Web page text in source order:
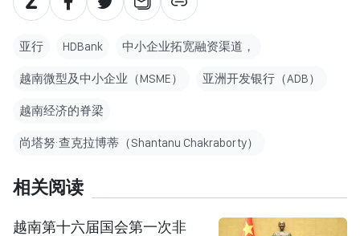
亚行 HDBank 中小企业拓宽融资渠道，
越南微型及中小企业（MSME） 亚洲开发银行（ADB）
越南经济的脊梁
尚塔努·查克拉博蒂（Shantanu Chakraborty）
相关阅读
越南第十六届国会第一次非